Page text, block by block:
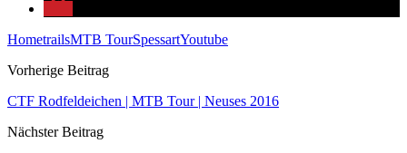
HometrailsMTB TourSpessartYoutube
Vorherige Beitrag
CTF Rodfeldeichen | MTB Tour | Neuses 2016
Nächster Beitrag